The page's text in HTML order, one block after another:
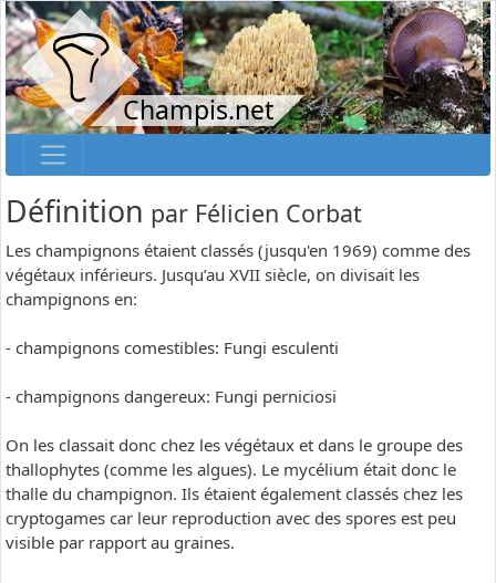
Champis.net
Définition par Félicien Corbat
Les champignons étaient classés (jusqu'en 1969) comme des
végétaux inférieurs. Jusqu’au XVII siècle, on divisait les
champignons en:
- champignons comestibles: Fungi esculenti
- champignons dangereux: Fungi perniciosi
On les classait donc chez les végétaux et dans le groupe des
thallophytes (comme les algues). Le mycélium était donc le
thalle du champignon. Ils étaient également classés chez les
cryptogames car leur reproduction avec des spores est peu
visible par rapport au graines.